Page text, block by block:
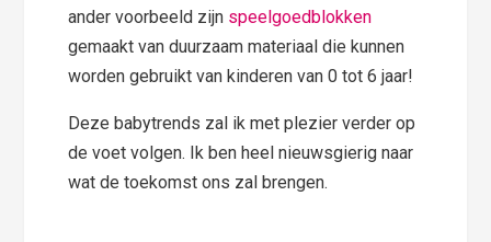
ander voorbeeld zijn speelgoedblokken
gemaakt van duurzaam materiaal die kunnen
worden gebruikt van kinderen van 0 tot 6 jaar!
Deze babytrends zal ik met plezier verder op
de voet volgen. Ik ben heel nieuwsgierig naar
wat de toekomst ons zal brengen.